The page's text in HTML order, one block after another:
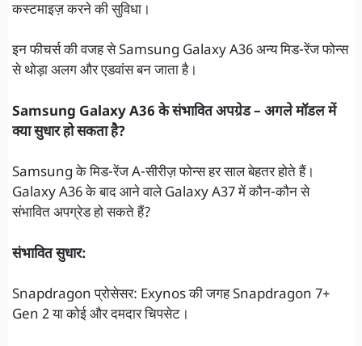
कस्टमाइज़ करने की सुविधा।
इन फीचर्स की वजह से Samsung Galaxy A36 अन्य मिड-रेंज फोन्स
से थोड़ा अलग और एडवांस बन जाता है।
Samsung Galaxy A36 के संभावित अपग्रेड – अगले मॉडल में
क्या सुधार हो सकता है?
Samsung के मिड-रेंज A-सीरीज़ फोन्स हर साल बेहतर होते हैं।
Galaxy A36 के बाद आने वाले Galaxy A37 में कौन-कौन से
संभावित अपग्रेड हो सकते हैं?
संभावित सुधार:
Snapdragon प्रोसेसर: Exynos की जगह Snapdragon 7+
Gen 2 या कोई और दमदार चिपसेट।